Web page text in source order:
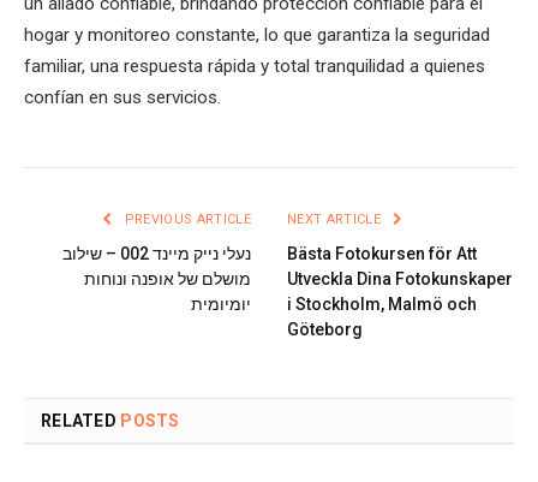
hogar y monitoreo constante, lo que garantiza la seguridad
familiar, una respuesta rápida y total tranquilidad a quienes
confían en sus servicios.
PREVIOUS ARTICLE
נעלי נייק מיינד 002 – שילוב
מושלם של אופנה ונוחות
יומיומית
NEXT ARTICLE
Bästa Fotokursen för Att
Utveckla Dina Fotokunskaper
i Stockholm, Malmö och
Göteborg
RELATED POSTS